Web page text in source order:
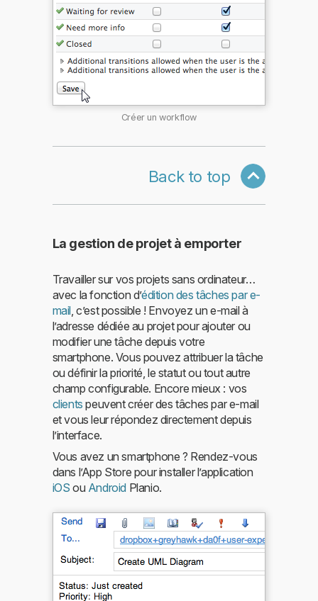
Créer un workflow
Back to top
La gestion de projet à emporter
Travailler sur vos projets sans ordinateur…
avec la fonction d’édition des tâches par e-
mail , c’est possible ! Envoyez un e-mail à
l’adresse dédiée au projet pour ajouter ou
modifier une tâche depuis votre
smartphone. Vous pouvez attribuer la tâche
ou définir la priorité, le statut ou tout autre
champ configurable. Encore mieux : vos
clients peuvent créer des tâches par e-mail
et vous leur répondez directement depuis
l’interface.
Vous avez un smartphone ? Rendez-vous
dans l’App Store pour installer l’application
iOS ou Android Planio.